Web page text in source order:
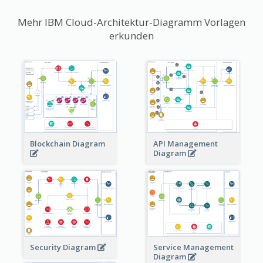
Mehr IBM Cloud-Architektur-Diagramm Vorlagen
erkunden
Blockchain Diagram
API Management
Diagram
Security Diagram
Service Management
Diagram